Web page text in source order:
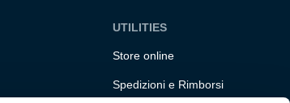
UTILITIES
Store online
Spedizioni e Rimborsi